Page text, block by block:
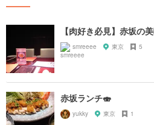
【肉好き必見】赤坂の
smreeee 東京 5
赤坂ランチ🍣
yukky 東京 1